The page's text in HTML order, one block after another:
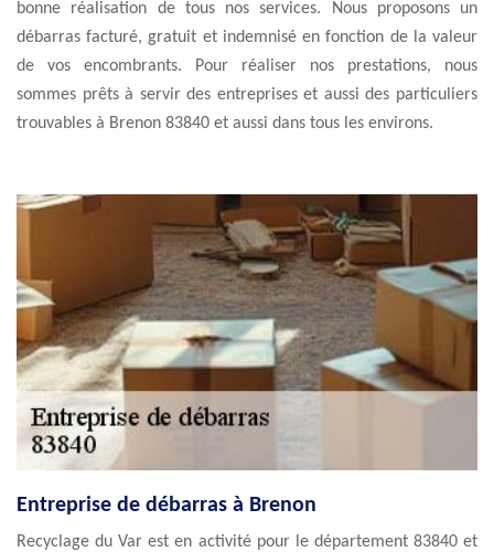
bonne réalisation de tous nos services. Nous proposons un
débarras facturé, gratuit et indemnisé en fonction de la valeur
de vos encombrants. Pour réaliser nos prestations, nous
sommes prêts à servir des entreprises et aussi des particuliers
trouvables à Brenon 83840 et aussi dans tous les environs.
Entreprise de débarras à Brenon
Recyclage du Var est en activité pour le département 83840 et